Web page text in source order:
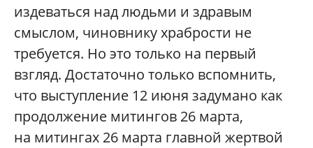
издеваться над людьми и здравым
смыслом, чиновнику храбрости не
требуется. Но это только на первый
взгляд. Достаточно только вспомнить,
что выступление 12 июня задумано как
продолжение митингов 26 марта,
на митингах 26 марта главной жертвой